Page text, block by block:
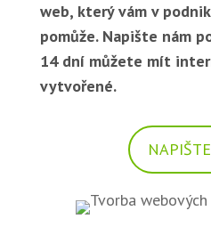
web, který vám v
pomůže. Napište nám
14 dní můžete mít
vytvořené.